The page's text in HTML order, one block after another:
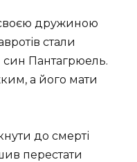
своєю дружиною
стали
Пантагрюель.
а його мати
до смерті
перестати